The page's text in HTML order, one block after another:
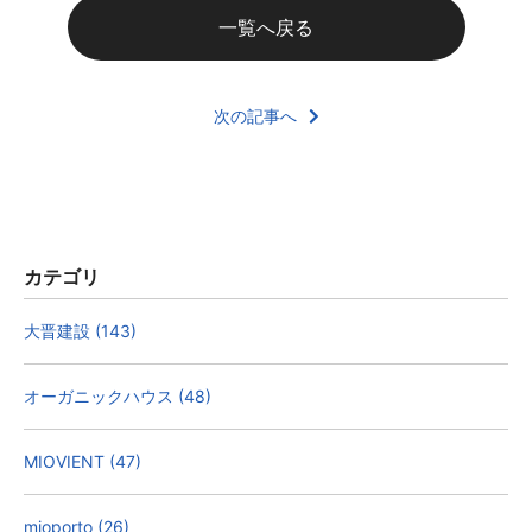
一覧へ戻る
次の記事へ
カテゴリ
大晋建設 (143)
オーガニックハウス (48)
MIOVIENT (47)
mioporto (26)